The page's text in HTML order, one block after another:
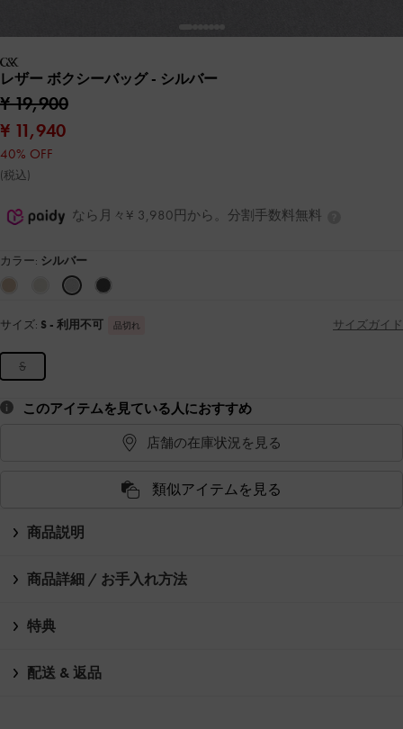
レザー ボクシーバッグ- シルバー
¥ 19,900
¥ 11,940
40% OFF
(税込)
なら月々¥ 3,980円から。分割手数料無料
カラー: シルバー
サイズ: S - 利用不可 品切れ サイズガイド
S
このアイテムを見ている人におすすめ
店舗の在庫状況を見る
類似アイテムを見る
商品説明
商品詳細 / お手入れ方法
特典
配送 & 返品